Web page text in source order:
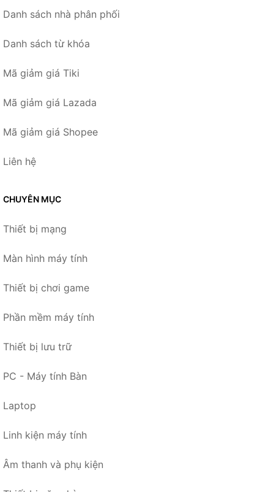
Danh sách nhà phân phối
Danh sách từ khóa
Mã giảm giá Tiki
Mã giảm giá Lazada
Mã giảm giá Shopee
Liên hệ
CHUYÊN MỤC
Thiết bị mạng
Màn hình máy tính
Thiết bị chơi game
Phần mềm máy tính
Thiết bị lưu trữ
PC - Máy tính Bàn
Laptop
Linh kiện máy tính
Âm thanh và phụ kiện